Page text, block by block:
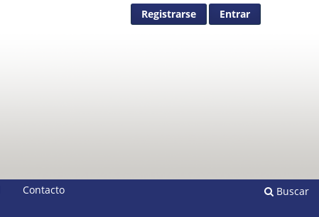
Contacto
Buscar
Registrarse Entrar